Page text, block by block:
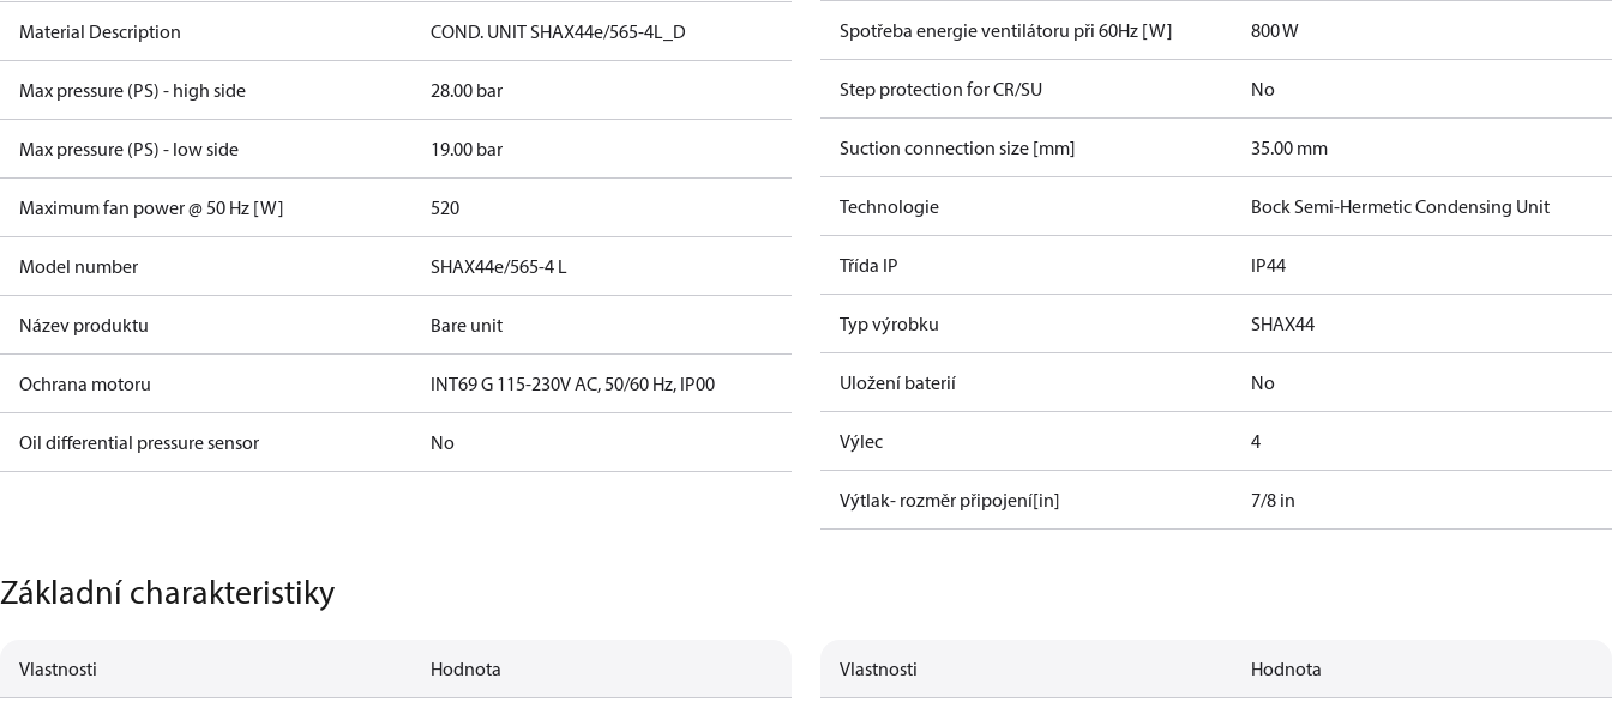
Material Description COND. UNIT SHAX44e/565-4L_D
Max pressure (PS) - high side 28.00 bar
Max pressure (PS) - low side 19.00 bar
Maximum fan power @ 50 Hz [W] 520
Model number SHAX44e/565-4 L
Název produktu Bare unit
Ochrana motoru INT69 G 115-230V AC, 50/60 Hz, IP00
Oil differential pressure sensor No
Spotřeba energie ventilátoru při 60Hz [W] 800 W
Step protection for CR/SU No
Suction connection size [mm] 35.00 mm
Technologie Bock Semi-Hermetic Condensing Unit
Třída IP IP44
Typ výrobku SHAX44
Uložení baterií No
Výlec 4
Výtlak- rozměr připojení[in] 7/8 in
Základní charakteristiky
Vlastnosti Hodnota Vlastnosti Hodnota